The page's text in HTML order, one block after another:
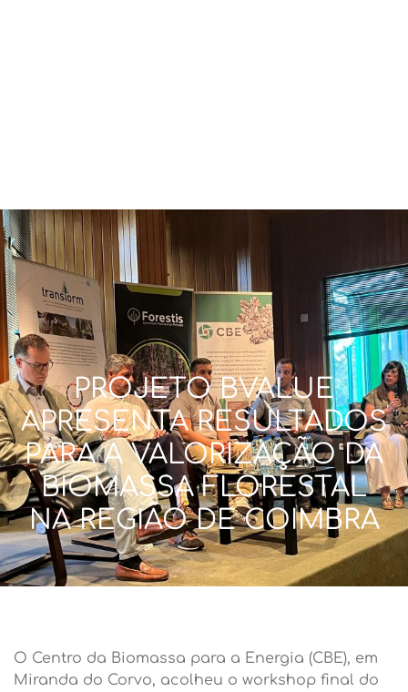
PROJETO BVALUE
APRESENTA RESULTADOS
PARA A VALORIZAÇÃO DA
BIOMASSA FLORESTAL
NA REGIÃO DE COIMBRA
O Centro da Biomassa para a Energia (CBE), em
Miranda do Corvo, acolheu o workshop final do